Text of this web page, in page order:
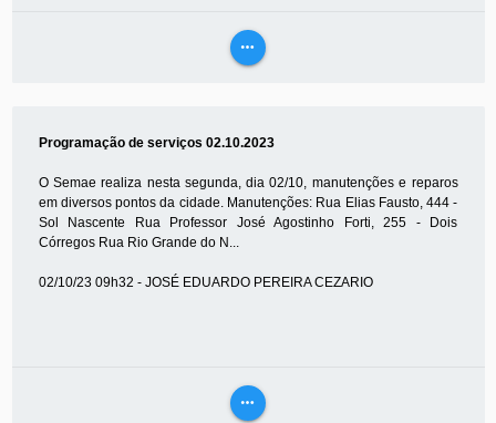
more_horiz
Programação de serviços 02.10.2023
O Semae realiza nesta segunda, dia 02/10, manutenções e reparos
em diversos pontos da cidade. Manutenções: Rua Elias Fausto, 444 -
Sol Nascente Rua Professor José Agostinho Forti, 255 - Dois
Córregos Rua Rio Grande do N...
02/10/23 09h32 - JOSÉ EDUARDO PEREIRA CEZARIO
more_horiz